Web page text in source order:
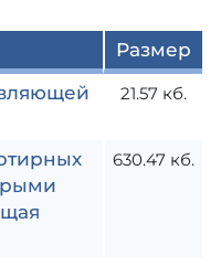
Размер
21.57 кб.
630.47 кб.